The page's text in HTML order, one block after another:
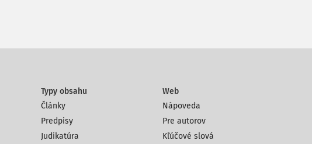
Typy obsahu
Články
Predpisy
Judikatúra
Web
Nápoveda
Pre autorov
Kľúčové slová